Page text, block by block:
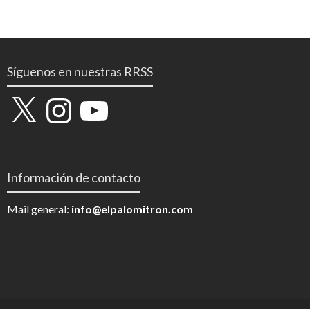
Síguenos en nuestras RRSS
X InstagramYouTube
Información de contacto
Mail general: info@elpalomitron.com